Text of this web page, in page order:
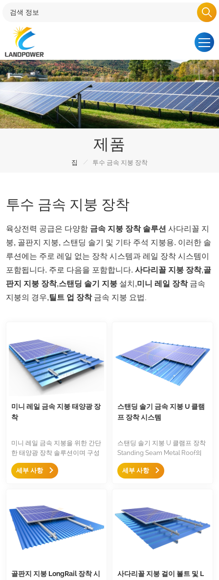
제품
집 / 투수 금속 지붕 장착
투수 금속 지붕 장착
육상전력 공급은 다양함 금속 지붕 장착 솔루션 사다리꼴 지
붕, 골판지 지붕, 스탠딩 솔기 및 기타 주석 지붕용. 이러한 솔
루션에는 주로 레일 없는 장착 시스템과 레일 장착 시스템이
포함됩니다. 주로 다음을 포함합니다. 사다리꼴 지붕 장착,골
판지 지붕 장착,스탠딩 솔기 지붕 설치,미니 레일 장착금속
지붕의 경우,틸트 업 장착금속 지붕 요법
미니 레일 금속 지붕 태양광 장
착
미니 레일 금속 지붕을 위한 간단
한 태양광 장착 솔루션이며 구성
요소가 적고 중간 클램프, 엔드
클램프 및 접지 액세서리만 제공
세부 사항
스탠딩 솔기 금속 지붕 U 클램
프 장착 시스템
스탠딩 솔기 지붕 U 클램프 장착
Standing Seam Metal Roof의
비침투 솔루션으로 간단하고 쉽
고 빠른 장착 시스템입니다.
세부 사항
골판지 지붕 LongRail 장착 시
사다리꼴 지붕 걸이 볼트 및 L